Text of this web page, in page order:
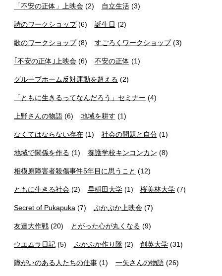
「不安の正体」上映会 (2) 自立生活(3)
詩のワークショップ(6) 誕生日 (2)
歌のワークショップ(8) すごろくワークショップ(3)
｢不安の正体｣上映会 (6) 不安の正体 (1)
グループホーム反対運動を超える (2)
「ともに生きるってなんだろう」セミナー (4)
上野さんの物語 (6) 地域を耕す (1)
なくてはならない存在 (1) 社会の問題と自分(1)
地域で関係を作る (1) 養護学校キンコンカン (8)
相模原障害者殺傷事件5年目に思うこと (12)
ともに生きる社会 (2) 早稲田大学(1) 桜美林大学 (7)
Secret of Pukapuka (7) ぷかぷか上映会(7)
友達大作戦 (20) とがった心が丸くなる (9)
ウエムラ日記 (5) ぷかぷか作り隊(2) 創英大学 (31)
障がいのある人たちの仕事 (1) 一矢さんの物語(26)